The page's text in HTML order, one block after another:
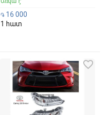
֏16 000
1 հատ
favorite_border